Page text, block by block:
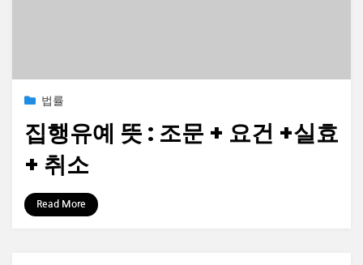
Posted2022-12-30
법률
집행유예 뜻 : 조문 + 요건 +실효
+ 취소
by 정보수집가
Read More